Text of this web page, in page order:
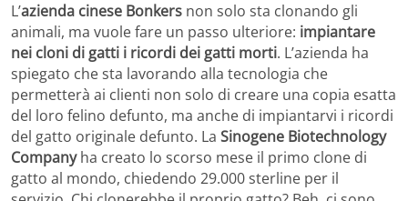
L’azienda cinese Bonkers non solo sta clonando gli
animali, ma vuole fare un passo ulteriore: impiantare
nei cloni di gatti i ricordi dei gatti morti. L’azienda ha
spiegato che sta lavorando alla tecnologia che
permetterà ai clienti non solo di creare una copia esatta
del loro felino defunto, ma anche di impiantarvi i ricordi
del gatto originale defunto. La Sinogene Biotechnology
Companyha creato lo scorso mese il primo clone di
gatto al mondo, chiedendo 29.000 sterline per il